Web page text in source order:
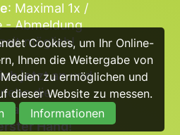
Cookies, um Ihr Online-
Ihnen die Weitergabe von
zu ermöglichen und
dieser Website zu messen.
Informationen
: Maximal 1x /
- Abmeldung
möglich!
jetzt anund
die
direkt
Hand!